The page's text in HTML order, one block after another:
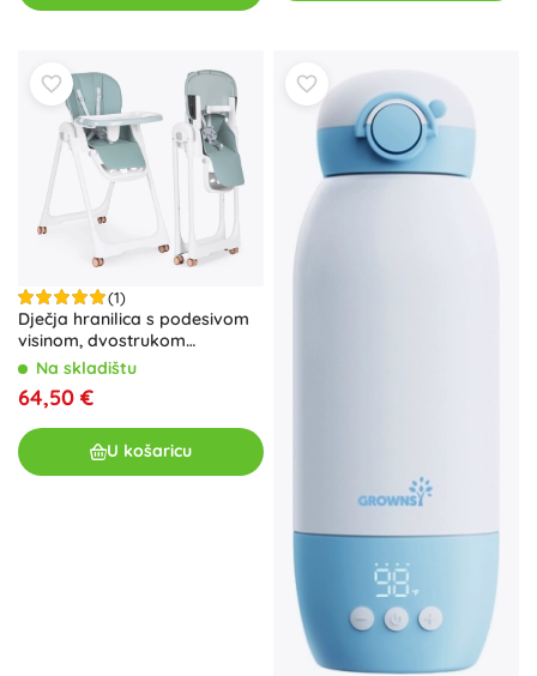
(1)
Dječja hranilica s podesivom
visinom, dvostrukom
pladanjom i presvlakom od
Na skladištu
64,50 €
U košaricu